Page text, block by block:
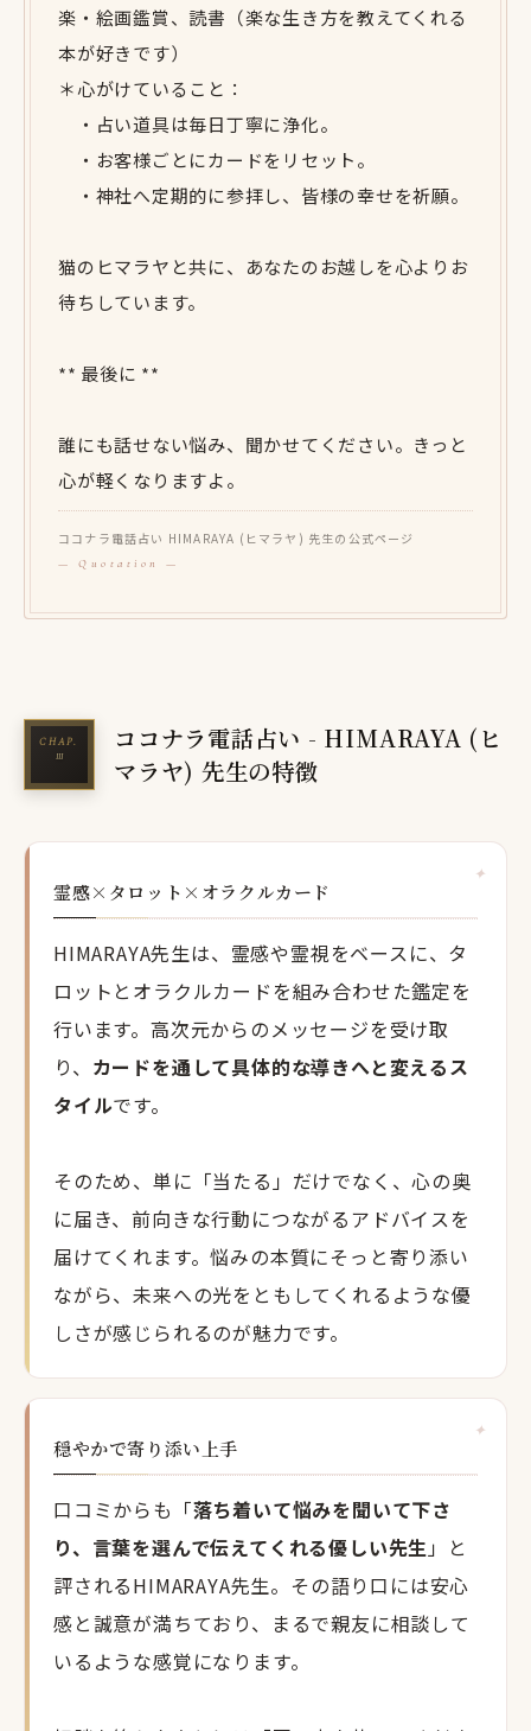
楽・絵画鑑賞、読書（楽な生き方を教えてくれる
本が好きです）
＊心がけていること：
・占い道具は毎日丁寧に浄化。
・お客様ごとにカードをリセット。
・神社へ定期的に参拝し、皆様の幸せを祈願。
猫のヒマラヤと共に、あなたのお越しを心よりお
待ちしています。
** 最後に **
誰にも話せない悩み、聞かせてください。きっと
心が軽くなりますよ。
ココナラ電話占い HIMARAYA (ヒマラヤ) 先生の公式ページ
ココナラ電話占い - HIMARAYA (ヒ
マラヤ) 先生の特徴
霊感×タロット×オラクルカード
HIMARAYA先生は、霊感や霊視をベースに、タ
ロットとオラクルカードを組み合わせた鑑定を
行います。高次元からのメッセージを受け取
り、 カードを通して具体的な導きへと変えるス
タイルです。
そのため、単に「当たる」だけでなく、心の奥
に届き、前向きな行動につながるアドバイスを
届けてくれます。悩みの本質にそっと寄り添い
ながら、未来への光をともしてくれるような優
しさが感じられるのが魅力です。
穏やかで寄り添い上手
口コミからも「落ち着いて悩みを聞いて下さ
り、言葉を選んで伝えてくれる優しい先生 」と
評されるHIMARAYA先生。その語り口には安心
感と誠意が満ちており、まるで親友に相談して
いるような感覚になります。